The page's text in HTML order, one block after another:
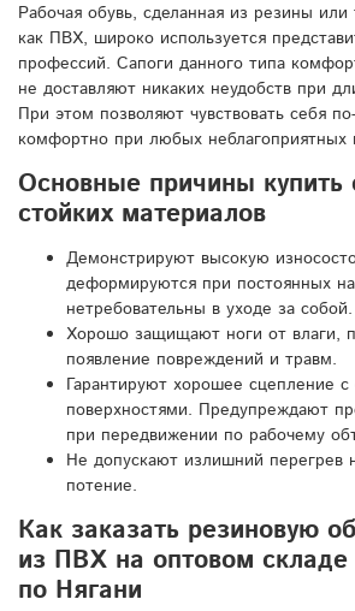
Рабочая обувь, сделанная из резины или
как ПВХ, широко используется
профессий. Сапоги данного типа
не доставляют никаких неудобств при
При этом позволяют чувствовать себя
комфортно при любых неблагоприятных
Основные причины купить
стойких материалов
Демонстрируют высокую
деформируются при постоянных
нетребовательны в уходе за собой.
Хорошо защищают ноги от влаги,
появление повреждений и травм.
Гарантируют хорошее сцепление
поверхностями. Предупреждают
при передвижении по рабочему
Не допускают излишний перегрев
потение.
Как заказать резиновую
из ПВХ на оптовом складе
по Нягани